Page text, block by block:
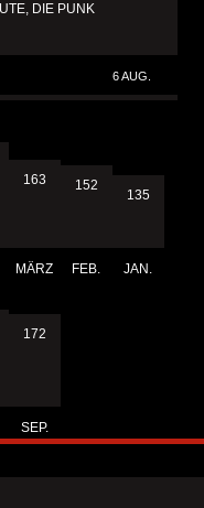
DIE PUNK
6 AUG.
163
MÄRZ
152
FEB.
135
JAN.
172
SEP.